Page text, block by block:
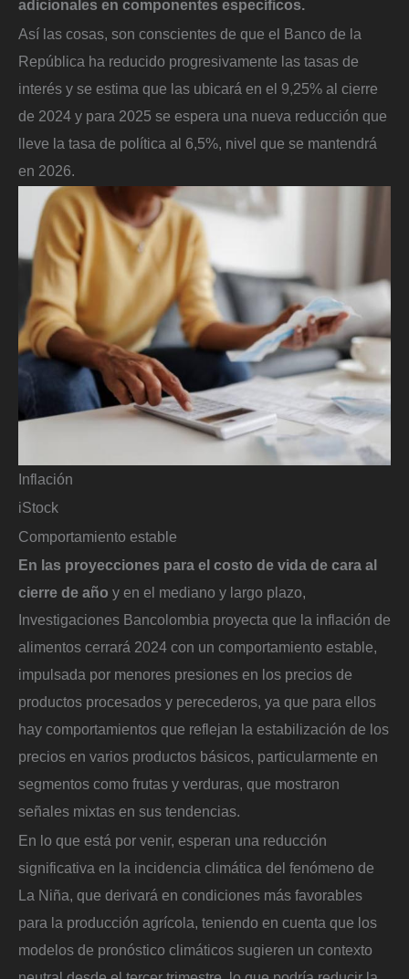
adicionales en componentes específicos.
Así las cosas, son conscientes de que el Banco de la
República ha reducido progresivamente las tasas de
interés y se estima que las ubicará en el 9,25% al cierre
de 2024 y para 2025 se espera una nueva reducción que
lleve la tasa de política al 6,5%, nivel que se mantendrá
en 2026.
Inflación
iStock
Comportamiento estable
En las proyecciones para el costo de vida de cara al
cierre de año y en el mediano y largo plazo,
Investigaciones Bancolombia proyecta que la inflación de
alimentos cerrará 2024 con un comportamiento estable,
impulsada por menores presiones en los precios de
productos procesados y perecederos, ya que para ellos
hay comportamientos que reflejan la estabilización de los
precios en varios productos básicos, particularmente en
segmentos como frutas y verduras, que mostraron
señales mixtas en sus tendencias.
En lo que está por venir, esperan una reducción
significativa en la incidencia climática del fenómeno de
La Niña, que derivará en condiciones más favorables
para la producción agrícola, teniendo en cuenta que los
modelos de pronóstico climáticos sugieren un contexto